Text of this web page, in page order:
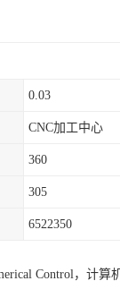
0.03
CNC加工中心
360
305
6522350
Control，计